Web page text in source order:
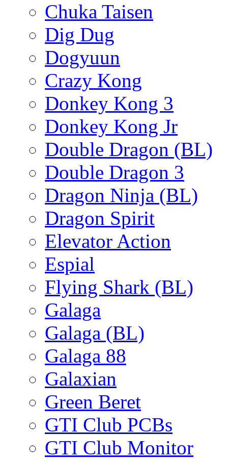
Chuka Taisen
Dig Dug
Dogyuun
Crazy Kong
Donkey Kong 3
Donkey Kong Jr
Double Dragon (BL)
Double Dragon 3
Dragon Ninja (BL)
Dragon Spirit
Elevator Action
Espial
Flying Shark (BL)
Galaga
Galaga (BL)
Galaga 88
Galaxian
Green Beret
GTI Club PCBs
GTI Club Monitor